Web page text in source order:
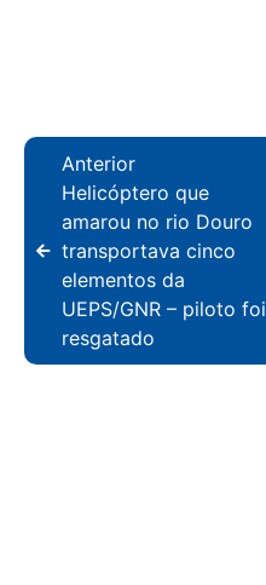
Anterior
Helicóptero que
amarou no rio Douro
transportava cinco
elementos da
UEPS/GNR – piloto foi
resgatado